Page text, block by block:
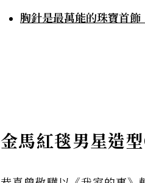
胸針是最萬能的珠寶首
金馬紅毯男星造